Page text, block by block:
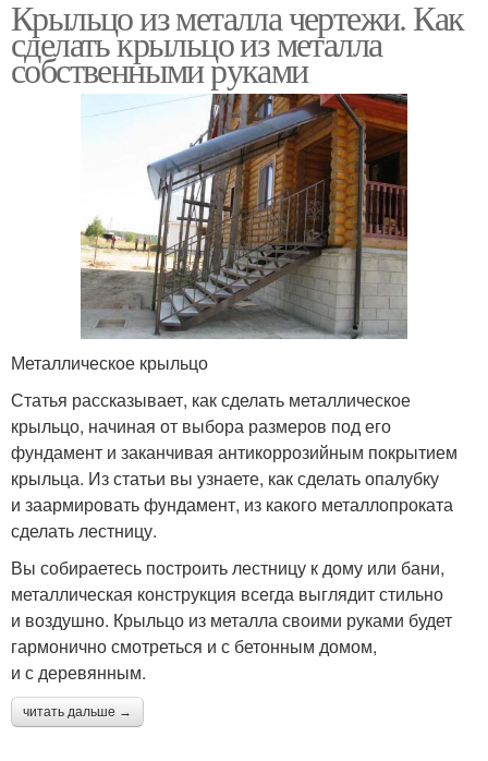
Крыльцо из металла чертежи. Как
сделать крыльцо из металла
собственными руками
Металлическое крыльцо
Статья рассказывает, как сделать металлическое
крыльцо, начиная от выбора размеров под его
фундамент и заканчивая антикоррозийным покрытием
крыльца. Из статьи вы узнаете, как сделать опалубку
и заармировать фундамент, из какого металлопроката
сделать лестницу.
Вы собираетесь построить лестницу к дому или бани,
металлическая конструкция всегда выглядит стильно
и воздушно. Крыльцо из металла своими руками будет
гармонично смотреться и с бетонным домом,
и с деревянным.
читать дальше →